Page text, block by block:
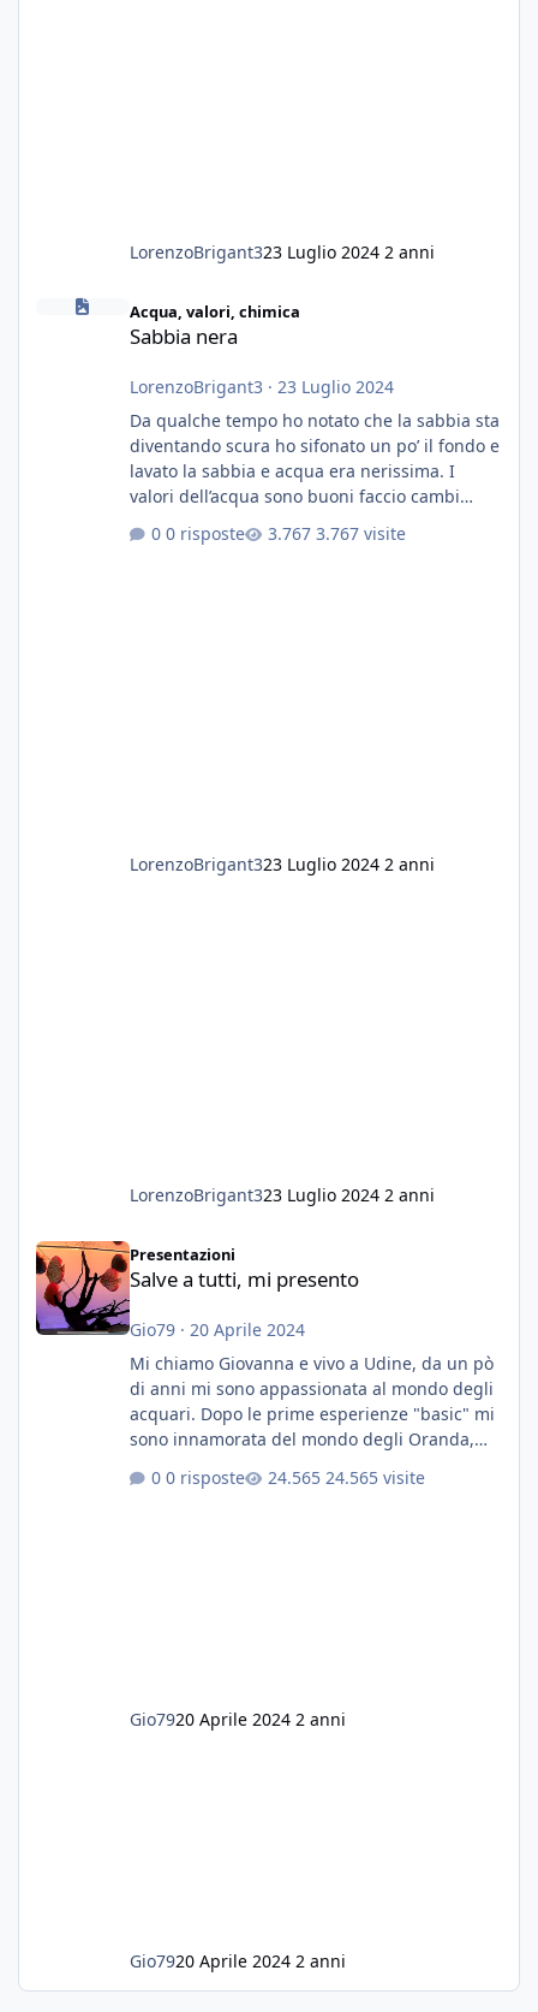
LorenzoBrigant323 Luglio 2024 2 anni
Acqua, valori, chimica
Sabbia nera
LorenzoBrigant3 · 23 Luglio 2024
Da qualche tempo ho notato che la sabbia sta
diventando scura ho sifonato un po’ il fondo e
lavato la sabbia e acqua era nerissima. I
valori dell’acqua sono buoni faccio cambi
fertilizzato.le foglie delle piante sono
0 risposte 3.767 visite
LorenzoBrigant323 Luglio 2024 2 anni
LorenzoBrigant323 Luglio 2024 2 anni
Salve a tutti, mi presento
Presentazioni
Salve a tutti, mi presento
Gio79· 20 Aprile 2024
Mi chiamo Giovanna e vivo a Udine, da un pò
di anni mi sono appassionata al mondo degli
acquari. Dopo le prime esperienze "basic" mi
sono innamorata del mondo degli Oranda,
E' stata una bella scuola per quanto riguarda
0 risposte 24.565 visite
Gio7920 Aprile 2024 2 anni
Gio7920 Aprile 2024 2 anni